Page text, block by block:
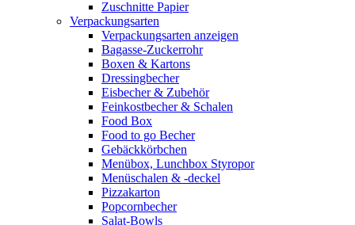
Zuschnitte Papier
Verpackungsarten
Verpackungsarten anzeigen
Bagasse-Zuckerrohr
Boxen & Kartons
Dressingbecher
Eisbecher & Zubehör
Feinkostbecher & Schalen
Food Box
Food to go Becher
Gebäckkörbchen
Menübox, Lunchbox Styropor
Menüschalen & -deckel
Pizzakarton
Popcornbecher
Salat-Bowls